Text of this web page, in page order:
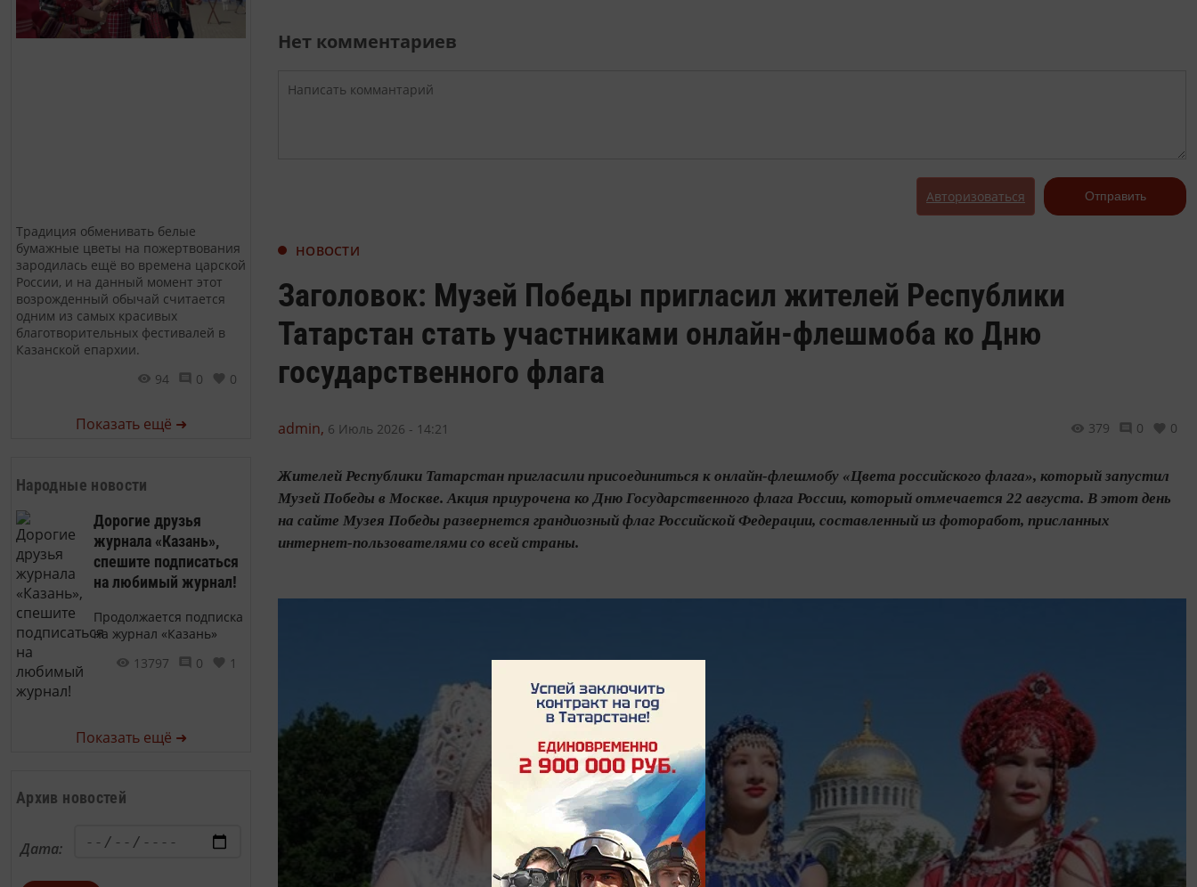
Традиция обменивать белые
бумажные цветы на пожертвования
зародилась ещё во времена царской
России, и на данный момент этот
возрожденный обычай считается
одним из самых красивых
благотворительных фестивалей в
Казанской епархии.
94
0 0
Показать ещё ➜
Народные новости
Дорогие друзья
журнала «Казань»,
спешите подписаться
на любимый журнал!
Продолжается подписка
на журнал «Казань»
13797
0 1
Показать ещё ➜
Архив новостей
Дата:
Нет комментариев
Авторизоваться Отправить
НОВОСТИ
Заголовок: Музей Победы пригласил жителей Республики
Татарстан стать участниками онлайн-флешмоба ко Дню
государственного флага
admin, 6 Июль 2026 - 14:21 379 0 0
Жителей Республики Татарстан пригласили присоединиться к онлайн-флешмобу «Цвета российского флага», который запустил
Музей Победы в Москве. Акция приурочена ко Дню Государственного флага России, который отмечается 22 августа. В этот день
на сайте Музея Победы развернется грандиозный флаг Российской Федерации, составленный из фоторабот, присланных
интернет-пользователями со всей страны.